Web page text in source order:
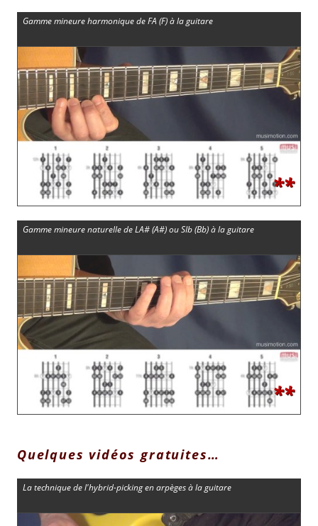
Gamme mineure harmonique de FA (F) à la guitare
**
Gamme mineure naturelle de LA# (A#) ou SIb (Bb) à la guitare
**
Quelques vidéos gratuites…
La technique de l'hybrid-picking en arpèges à la guitare